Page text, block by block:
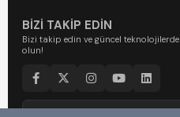
BİZİ TAKİP EDİN
Bizi takip edin ve güncel
olun!